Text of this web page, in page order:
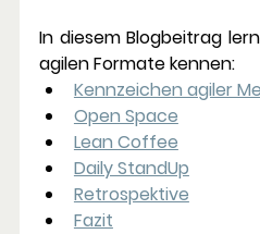
In diesem Blogbeitrag
agilen Formate kennen:
Kennzeichen agiler
Open Space
Lean Coffee
Daily StandUp
Retrospektive
Fazit